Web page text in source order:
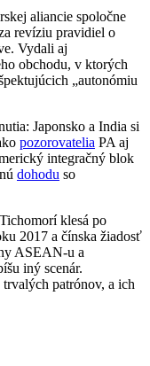
aliancie spoločne
revíziu pravidiel o
Vydali aj
obchodu, v ktorých
„autonómiu
Japonsko a India si
pozorovatelia PA aj
integračný blok
dohodu so
klesá po
2017 a čínska žiadosť
ASEAN-u a
iný scenár.
patrónov, a ich